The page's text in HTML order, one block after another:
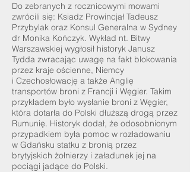
Do zebranych z rocznicowymi mowami
zwrócili się: Ksiadz Prowincjał Tadeusz
Przybylak oraz Konsul Generalna w Sydney
dr Monika Kończyk. Wykład nt. Bitwy
Warszawskiej wygłosił historyk Janusz
Tydda zwracając uwagę na fakt blokowania
przez kraje ościenne, Niemcy
i Czechosłowację a także Anglię
transportów broni z Francji i Węgier. Takim
przykładem było wysłanie broni z Węgier,
która dotarła do Polski dłuższą drogą przez
Rumunię. Historyk dodał, że odosobnionym
przypadkiem była pomoc w rozładowaniu
w Gdańsku statku z bronią przez
brytyjskich żołnierzy i załadunek jej na
pociągi jadące do Polski.